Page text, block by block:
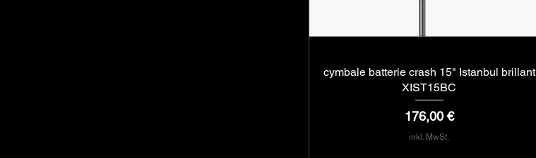
Schnellansicht
cymbale batterie crash 15" Istanbul brillant
XIST15BC
Preis
176,00 €
inkl. MwSt.